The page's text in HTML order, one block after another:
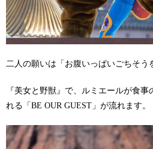
二人の願いは「お腹いっぱいごちそう
『美女と野獣』で、ルミエールが食
れる「BE OUR GUEST」が流れます。